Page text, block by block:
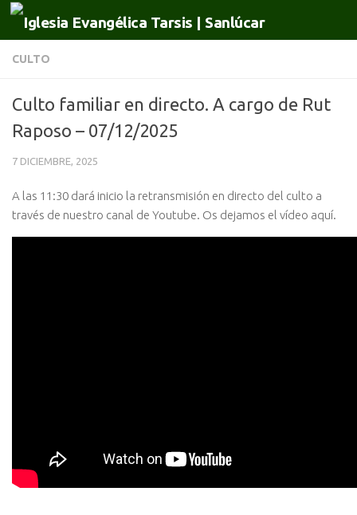
Saltar al contenido
CULTO
Culto familiar en directo. A cargo de Rut
Raposo – 07/12/2025
7 DICIEMBRE, 2025
A las 11:30 dará inicio la retransmisión en directo del culto a
través de nuestro canal de Youtube. Os dejamos el vídeo aquí.